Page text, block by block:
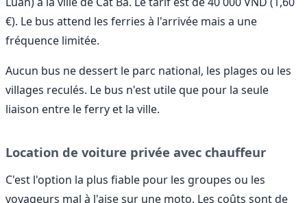
€). Le bus attend les ferries à l'arrivée mais a une
fréquence limitée.
Aucun bus ne dessert le parc national, les plages ou les
villages reculés. Le bus n'est utile que pour la seule
liaison entre le ferry et la ville.
Location de voiture privée avec chauffeur
C'est l'option la plus fiable pour les groupes ou les
voyageurs mal à l'aise sur une moto. Les coûts sont de